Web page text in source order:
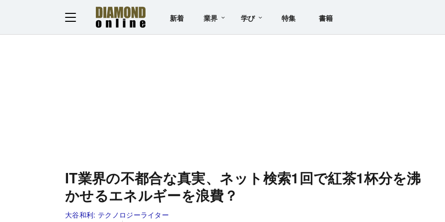
新着 業界 学び 特集 書籍
IT業界の不都合な真実、ネット検索1回で紅茶1杯分を沸
かせるエネルギーを浪費？
大谷和利: テクノロジーライター